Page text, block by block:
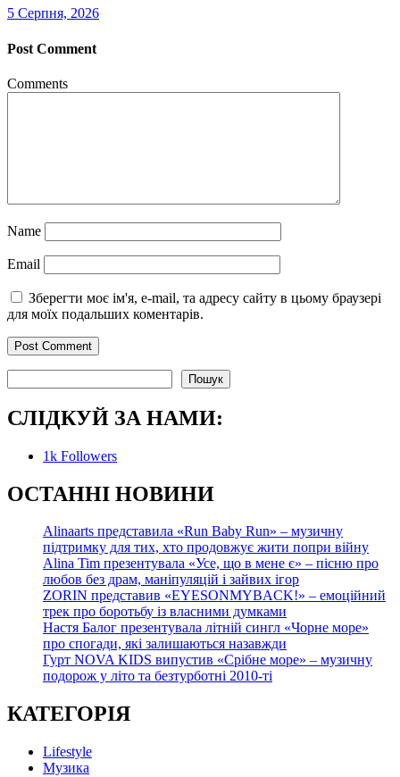
5 Серпня, 2026
Post Comment
Comments
Name
Email
Зберегти моє ім'я, e-mail, та адресу сайту в цьому браузері
для моїх подальших коментарів.
Пошук
СЛІДКУЙ ЗА НАМИ:
1k Followers
ОСТАННІ НОВИНИ
Alinaarts представила «Run Baby Run» – музичну
підтримку для тих, хто продовжує жити попри війну
Alina Tim презентувала «Усе, що в мене є» – пісню про
любов без драм, маніпуляцій і зайвих ігор
ZORIN представив «EYESONMYBACK!» – емоційний
трек про боротьбу із власними думками
Настя Балог презентувала літній сингл «Чорне море»
про спогади, які залишаються назавжди
Гурт NOVA KIDS випустив «Срібне море» – музичну
подорож у літо та безтурботні 2010-ті
КАТЕГОРІЯ
Lifestyle
Музика